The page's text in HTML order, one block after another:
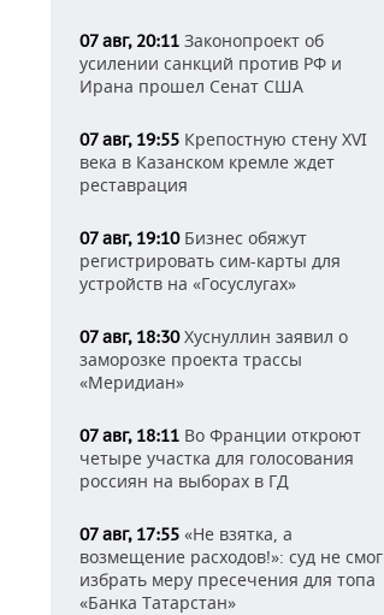
07 авг, 20:11 Законопроект об
усилении санкций против РФ и
Ирана прошел Сенат США
07 авг, 19:55 Крепостную стену XVI
века в Казанском кремле ждет
реставрация
07 авг, 19:10Бизнес обяжут
регистрировать сим-карты для
устройств на «Госуслугах»
07 авг, 18:30Хуснуллин заявил о
заморозке проекта трассы
«Меридиан»
07 авг, 18:11 Во Франции откроют
четыре участка для голосования
россиян на выборах в ГД
07 авг, 17:55 «Не взятка, а
возмещение расходов!»: суд не смог
избрать меру пресечения для топа
«Банка Татарстан»